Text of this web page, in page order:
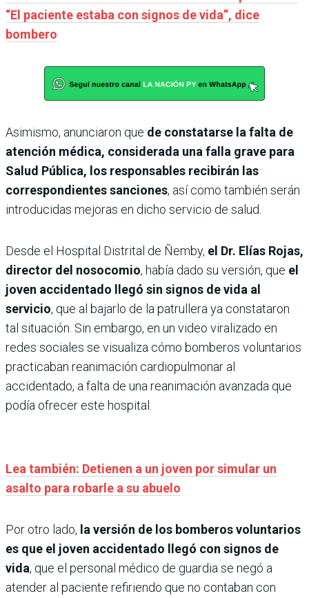
“El paciente estaba con signos de vida”, dice
bombero
Asimismo, anunciaron que de constatarse la falta de
atención médica, considerada una falla grave para
Salud Pública, los responsables recibirán las
correspondientes sanciones, así como también serán
introducidas mejoras en dicho servicio de salud.
Desde el Hospital Distrital de Ñemby, el Dr. Elías Rojas,
director del nosocomio, había dado su versión, que el
joven accidentado llegó sin signos de vida al
servicio, que al bajarlo de la patrullera ya constataron
tal situación. Sin embargo, en un video viralizado en
redes sociales se visualiza cómo bomberos voluntarios
practicaban reanimación cardiopulmonar al
accidentado, a falta de una reanimación avanzada que
podía ofrecer este hospital.
Lea también: Detienen a un joven por simular un
asalto para robarle a su abuelo
Por otro lado, la versión de los bomberos voluntarios
es que el joven accidentado llegó con signos de
vida, que el personal médico de guardia se negó a
atender al paciente refiriendo que no contaban con